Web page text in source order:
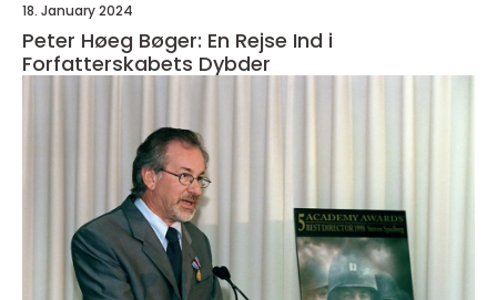
18. January 2024
Peter Høeg Bøger: En Rejse Ind i
Forfatterskabets Dybder